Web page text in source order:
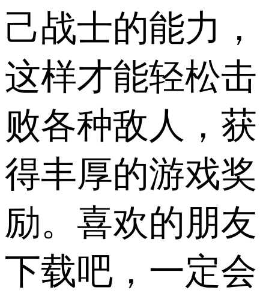
己战士的能力，
这样才能轻松击
败各种敌人，获
得丰厚的游戏奖
励。喜欢的朋友
下载吧，一定会